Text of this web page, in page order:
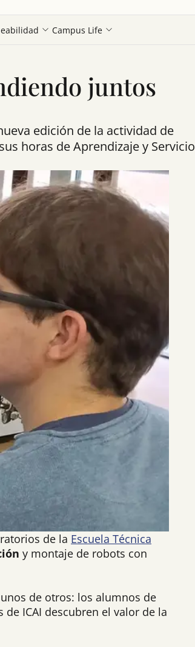
Campus Life
juntos
edición de la actividad de
horas de Aprendizaje y Servicio
de la Escuela Técnica
y montaje de robots con
unos de otros: los alumnos de
ICAI descubren el valor de la